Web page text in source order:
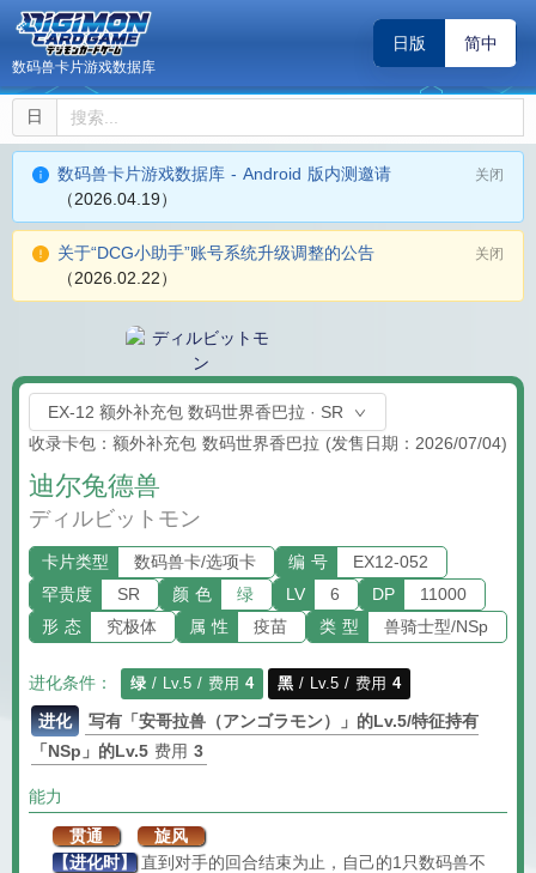
数码兽卡片游戏数据库
日版 简中
日
数码兽卡片游戏数据库 - Android 版内测邀请
（2026.04.19）
关闭
关于“DCG小助手”账号系统升级调整的公告
（2026.02.22）
关闭
收录卡包：额外补充包 数码世界香巴拉 (发售日期：2026/07/04)
EX-12 额外补充包 数码世界香巴拉 · SR
迪尔兔德兽
ディルビットモン
卡片类型 数码兽卡/选项卡 编 号
EX12-052
罕贵度
SR 颜 色 绿 LV 6 DP
11000
形 态
究极体 属 性 疫苗 类 型 兽骑士型/NSp
进化条件： 绿 / Lv.5 / 费用 4 黑 / Lv.5 / 费用 4
进化
写有「安哥拉兽（アンゴラモン）」的Lv.5/特征持有
「NSp」的Lv.5 费用 3
能力
贯通
旋风
【进化时】 直到对手的回合结束为止，自己的1只数码兽不